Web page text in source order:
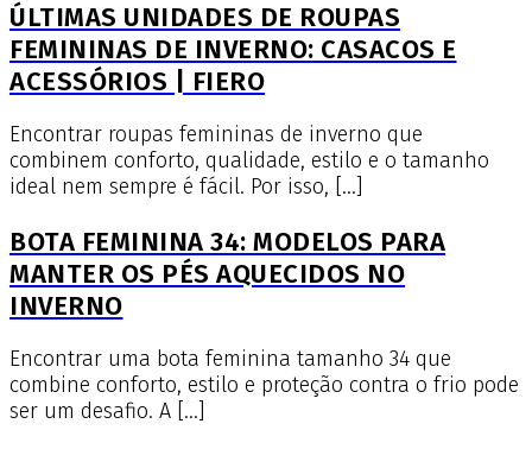
ÚLTIMAS UNIDADES DE ROUPAS
FEMININAS DE INVERNO: CASACOS E
ACESSÓRIOS | FIERO
Encontrar roupas femininas de inverno que
combinem conforto, qualidade, estilo e o tamanho
ideal nem sempre é fácil. Por isso, […]
BOTA FEMININA 34: MODELOS PARA
MANTER OS PÉS AQUECIDOS NO
INVERNO
Encontrar uma bota feminina tamanho 34 que
combine conforto, estilo e proteção contra o frio pode
ser um desafio. A […]